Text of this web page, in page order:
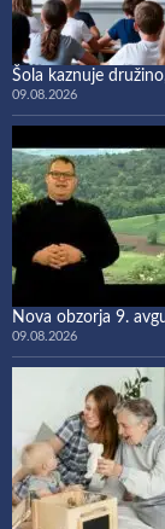
Šola kaznuje
09.08.2026
Nova obzorja 9.
09.08.2026